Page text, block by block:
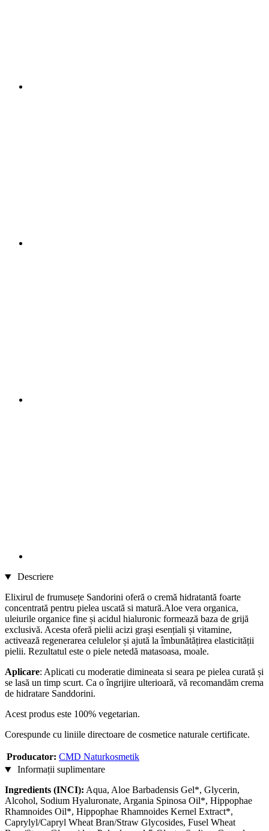
Descriere
Elixirul de frumusețe Sandorini oferă o cremă hidratantă foarte
concentrată pentru pielea uscată si matură.Aloe vera organica,
uleiurile organice fine și acidul hialuronic formează baza de grijă
exclusivă. Acesta oferă pielii acizi grași esențiali și vitamine,
activează regenerarea celulelor și ajută la îmbunătățirea elasticității
pielii. Rezultatul este o piele netedă matasoasa, moale.
Aplicare: Aplicati cu moderatie dimineata si seara pe pielea curată și
se lasă un timp scurt. Ca o îngrijire ulterioară, vă recomandăm crema
de hidratare Sanddorini.
Acest produs este 100% vegetarian.
Corespunde cu liniile directoare de cosmetice naturale certificate.
Producator: CMD Naturkosmetik
Informații suplimentare
Ingredients (INCI): Aqua, Aloe Barbadensis Gel*, Glycerin,
Alcohol, Sodium Hyaluronate, Argania Spinosa Oil*, Hippophae
Rhamnoides Oil*, Hippophae Rhamnoides Kernel Extract*,
Caprylyl/Capryl Wheat Bran/Straw Glycosides, Fusel Wheat